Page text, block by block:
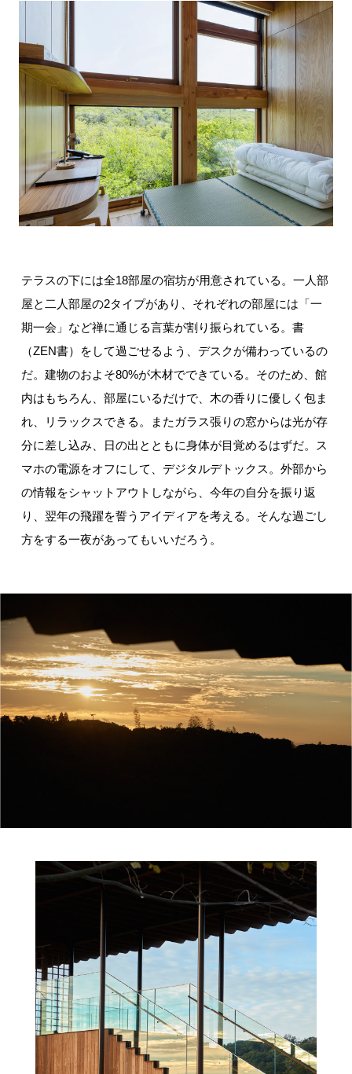
テラスの下には全18部屋の宿坊が用意されている。一人部
屋と二人部屋の2タイプがあり、それぞれの部屋には「一
期一会」など禅に通じる言葉が割り振られている。書
（ZEN書）をして過ごせるよう、デスクが備わっているの
だ。建物のおよそ80%が木材でできている。そのため、館
内はもちろん、部屋にいるだけで、木の香りに優しく包ま
れ、リラックスできる。またガラス張りの窓からは光が存
分に差し込み、日の出とともに身体が目覚めるはずだ。ス
マホの電源をオフにして、デジタルデトックス。外部から
の情報をシャットアウトしながら、今年の自分を振り返
り、翌年の飛躍を誓うアイディアを考える。そんな過ごし
方をする一夜があってもいいだろう。